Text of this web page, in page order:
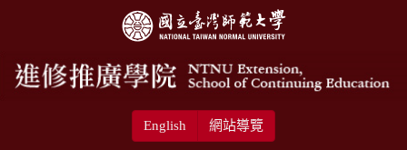
English 網站導覽